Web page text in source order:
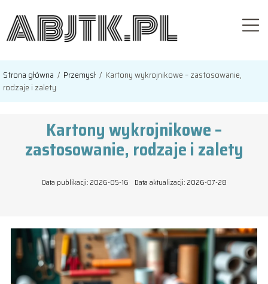
Strona główna / Przemysł / Kartony wykrojnikowe – zastosowanie,
rodzaje i zalety
Kartony wykrojnikowe –
zastosowanie, rodzaje i zalety
Data publikacji: 2026-05-16 Data aktualizacji: 2026-07-28